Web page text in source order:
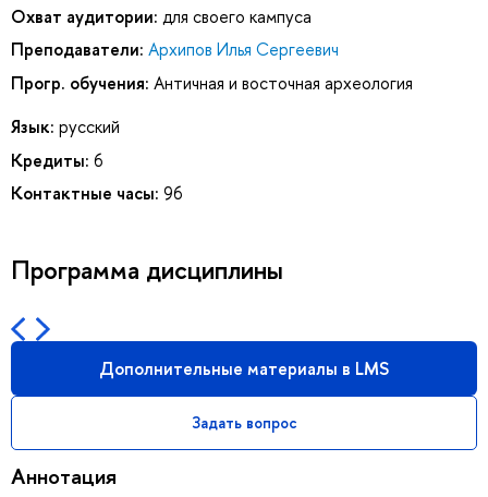
Охват аудитории: для своего кампуса
Преподаватели: Архипов Илья Сергеевич
Прогр. обучения: Античная и восточная археология
Язык: русский
Кредиты: 6
Контактные часы: 96
Программа дисциплины
Дополнительные материалы в LMS
Задать вопрос
Аннотация